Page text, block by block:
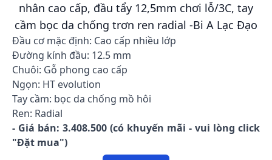
nhân cao cấp, đầu tẩy 12,5mm chơi lỗ/3C, tay
cầm bọc da chống trơn ren radial -Bi A Lạc Đạo
Đầu cơ mặc định: Cao cấp nhiều lớp
Đường kính đầu: 12.5 mm
Chuôi: Gỗ phong cao cấp
Ngọn: HT evolution
Tay cầm: bọc da chống mồ hôi
Ren: Radial
- Giá bán: 3.408.500 (có khuyến mãi - vui lòng click
"Đặt mua")